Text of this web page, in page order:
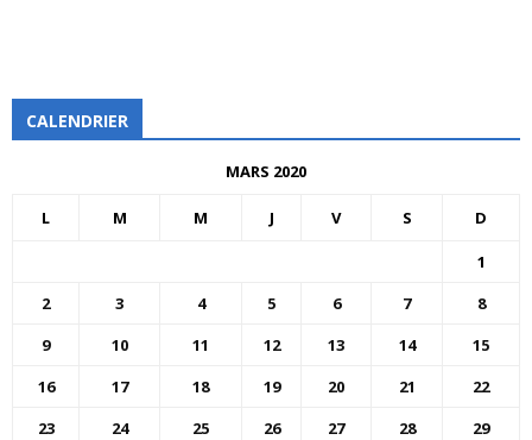
CALENDRIER
MARS 2020
L M M J V S D
1
2
3 4 5 6 7
8
9
10 11 12 13 14
15
16
17 18 19 20 21
22
23
24 25 26 27 28
29